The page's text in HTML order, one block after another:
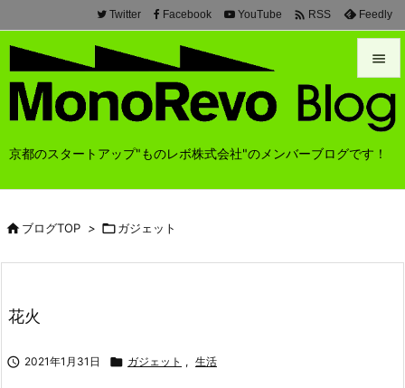
京都のスタートアップ"ものレボ株式会社"のメンバーブログです！


メニュ
前へ

Twitter Facebook YouTube  RSS Feedly
ブログTOP > ガジェット
花火
 2021年1月31日  ガジェット , 生活